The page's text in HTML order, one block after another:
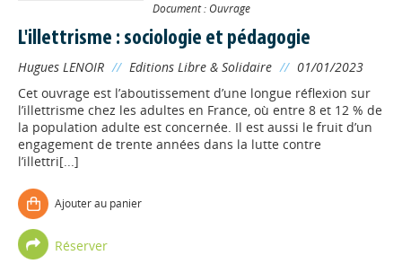
Document : Ouvrage
L'illettrisme : sociologie et pédagogie
Hugues LENOIR // Editions Libre & Solidaire // 01/01/2023
Cet ouvrage est l’aboutissement d’une longue réflexion sur
l’illettrisme chez les adultes en France, où entre 8 et 12 % de
la population adulte est concernée. Il est aussi le fruit d’un
engagement de trente années dans la lutte contre
l’illettri[...]
Ajouter au panier
Réserver